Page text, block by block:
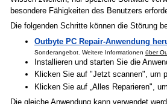
besondere Fähigkeiten des Benutzers
Die folgenden Schritte können die Störung
Outbyte PC Repair-Anwendung
Sonderangebot. Weitere Informationen über
Installieren und starten Sie die
Klicken Sie auf "Jetzt scannen", um
Klicken Sie auf „Alles Reparieren",
Die gleiche Anwendung kann verwendet